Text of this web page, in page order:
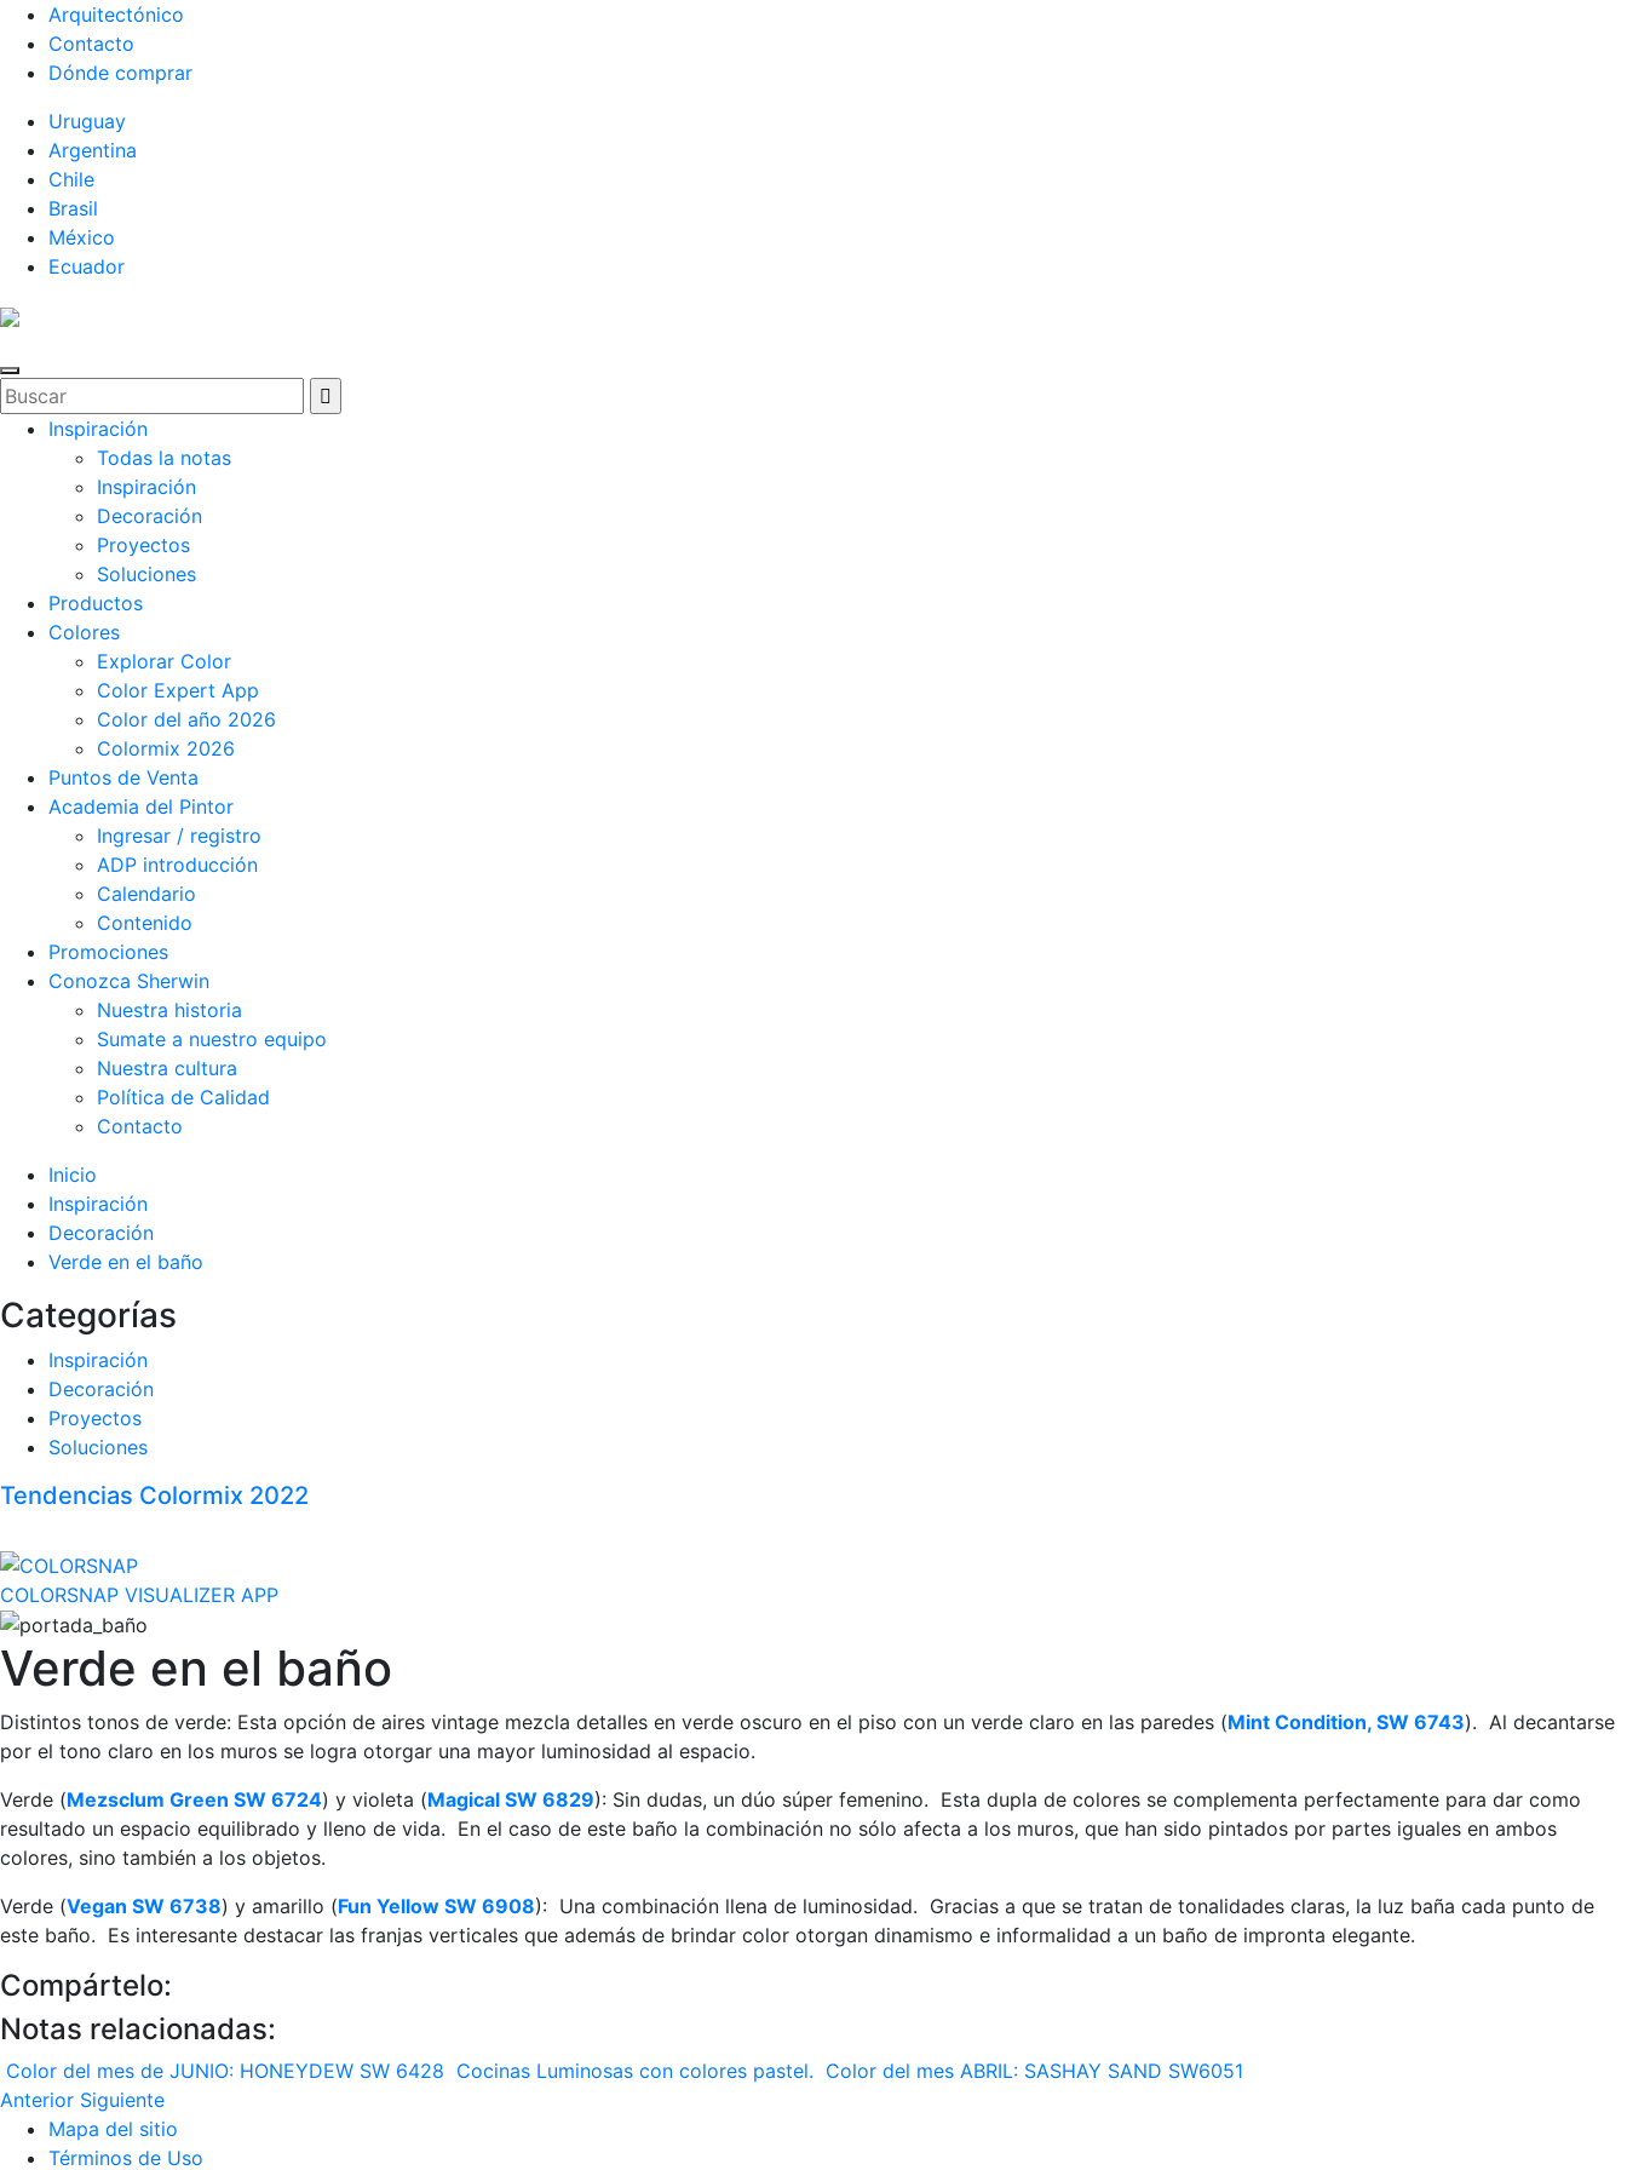
Arquitectónico
Contacto
Dónde comprar
Uruguay
Argentina
Chile
Brasil
México
Ecuador
Inspiración
Todas la notas
Inspiración
Decoración
Proyectos
Soluciones
Productos
Colores
Explorar Color
Color Expert App
Color del año 2026
Colormix 2026
Puntos de Venta
Academia del Pintor
Ingresar / registro
ADP introducción
Calendario
Contenido
Promociones
Conozca Sherwin
Nuestra historia
Sumate a nuestro equipo
Nuestra cultura
Política de Calidad
Contacto
Inicio
Inspiración
Decoración
Verde en el baño
Categorías
Inspiración
Decoración
Proyectos
Soluciones
Tendencias Colormix 2022
COLORSNAP VISUALIZER APP
Verde en el baño
Distintos tonos de verde: Esta opción de aires vintage mezcla detalles en verde oscuro en el piso con un verde claro en las paredes (Mint Condition, SW 6743). Al decantarse
por el tono claro en los muros se logra otorgar una mayor luminosidad al espacio.
Verde (Mezsclum Green SW 6724) y violeta (Magical SW 6829): Sin dudas, un dúo súper femenino. Esta dupla de colores se complementa perfectamente para dar como
resultado un espacio equilibrado y lleno de vida. En el caso de este baño la combinación no sólo afecta a los muros, que han sido pintados por partes iguales en ambos
colores, sino también a los objetos.
Verde (Vegan SW 6738) y amarillo (Fun Yellow SW 6908): Una combinación llena de luminosidad. Gracias a que se tratan de tonalidades claras, la luz baña cada punto de
este baño. Es interesante destacar las franjas verticales que además de brindar color otorgan dinamismo e informalidad a un baño de impronta elegante.
Compártelo:
Notas relacionadas:
Color del mes de JUNIO: HONEYDEW SW 6428 Cocinas Luminosas con colores pastel. Color del mes ABRIL: SASHAY SAND SW6051
Anterior Siguiente
Mapa del sitio
Términos de Uso